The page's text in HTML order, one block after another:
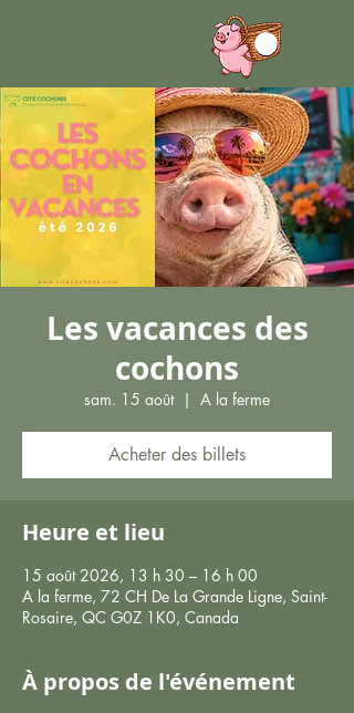
Les vacances des
cochons
sam. 15 août
  |
A la ferme
Acheter des billets
Heure et lieu
15 août 2026, 13 h 30 – 16 h 00
A la ferme, 72 CH De La Grande Ligne, Saint-
Rosaire, QC G0Z 1K0, Canada
À propos de l'événement